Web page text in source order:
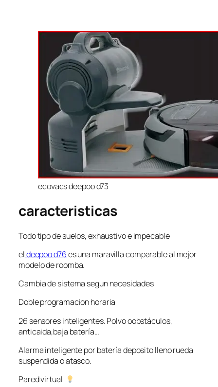
ecovacs deepoo d73
caracteristicas
Todo tipo de suelos, exhaustivo e impecable
eldeepoo d76es una maravilla comparable al mejor
modelo de roomba.
Cambia de sistema segun necesidades
Doble programacion horaria
26 sensores inteligentes. Polvo oobstáculos,
anticaida,baja batería…
Alarma inteligente por batería deposito lleno rueda
suspendida o atasco.
Pared virtual